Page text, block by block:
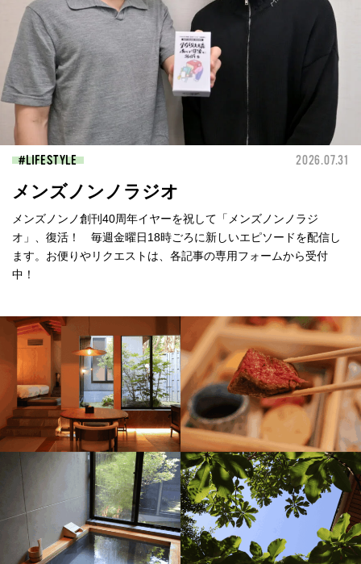
LIFESTYLE 2026.07.31
メンズノンノラジオ
メンズノンノ創刊40周年イヤーを祝して「メンズノンノラジ
オ」、復活！ 毎週金曜日18時ごろに新しいエピソードを配信し
ます。お便りやリクエストは、各記事の専用フォームから受付
中！